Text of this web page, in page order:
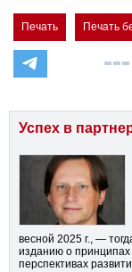
Печать Печать
Успех в
весной 2025 г., —
изданию о принципах
перспективах